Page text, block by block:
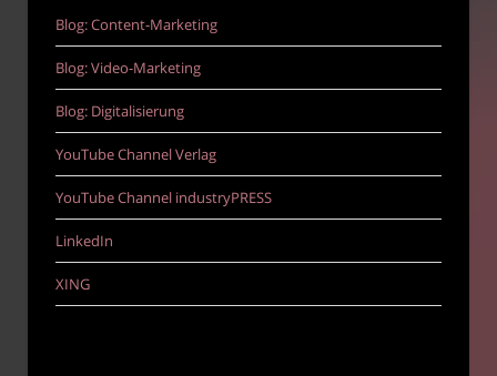
Blog: Content-Marketing
Blog: Video-Marketing
Blog: Digitalisierung
YouTube Channel Verlag
YouTube Channel industryPRESS
LinkedIn
XING